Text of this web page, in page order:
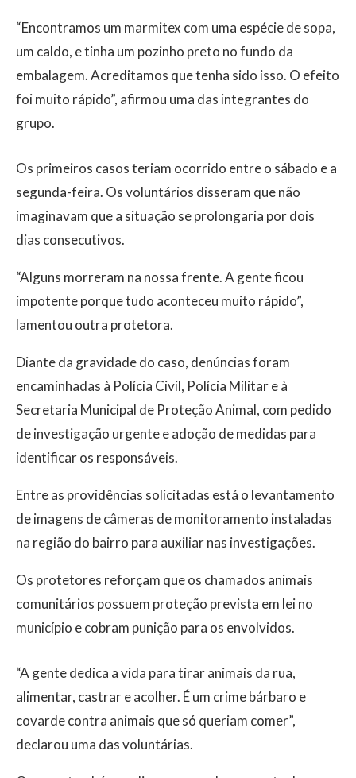
“Encontramos um marmitex com uma espécie de sopa,
um caldo, e tinha um pozinho preto no fundo da
embalagem. Acreditamos que tenha sido isso. O efeito
foi muito rápido”, afirmou uma das integrantes do
grupo.
Os primeiros casos teriam ocorrido entre o sábado e a
segunda-feira. Os voluntários disseram que não
imaginavam que a situação se prolongaria por dois
dias consecutivos.
“Alguns morreram na nossa frente. A gente ficou
impotente porque tudo aconteceu muito rápido”,
lamentou outra protetora.
Diante da gravidade do caso, denúncias foram
encaminhadas à Polícia Civil, Polícia Militar e à
Secretaria Municipal de Proteção Animal, com pedido
de investigação urgente e adoção de medidas para
identificar os responsáveis.
Entre as providências solicitadas está o levantamento
de imagens de câmeras de monitoramento instaladas
na região do bairro para auxiliar nas investigações.
Os protetores reforçam que os chamados animais
comunitários possuem proteção prevista em lei no
município e cobram punição para os envolvidos.
“A gente dedica a vida para tirar animais da rua,
alimentar, castrar e acolher. É um crime bárbaro e
covarde contra animais que só queriam comer”,
declarou uma das voluntárias.